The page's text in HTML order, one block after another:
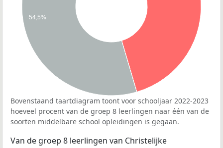
54,5%
Bovenstaand taartdiagram toont voor schooljaar 2022-2023
hoeveel procent van de groep 8 leerlingen naar één van de
soorten middelbare school opleidingen is gegaan.
Van de groep 8 leerlingen van Christelijke